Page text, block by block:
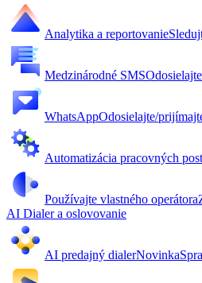
Analytika a reportovanie
Medzinárodné SMS
WhatsAppOdosielajte/
Automatizácia pracovných
Používajte vlastného operátora
AI Dialer a oslovovanie
AI predajný dialerNovinka